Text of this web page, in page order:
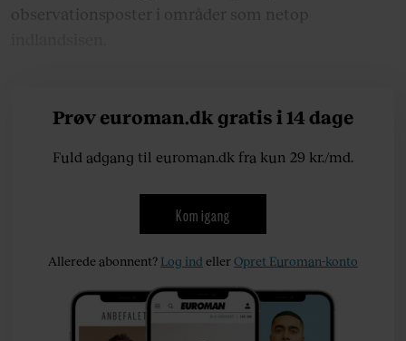
observationsposter i områder som netop
Prøv euroman.dk gratis i 14 dage
Fuld adgang til euroman.dk fra kun 29 kr./md.
Kom igang
Allerede abonnent? Log ind ellerOpret Euroman-konto